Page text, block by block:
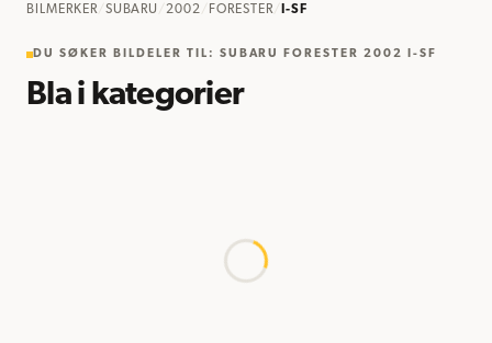
BILMERKER/ SUBARU /2002 FORESTER/ I-SF
DU SØKER BILDELER TIL : SUBARU FORESTER 2002 I-SF
Bla i kategorier